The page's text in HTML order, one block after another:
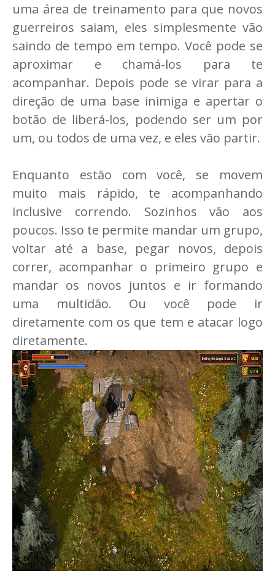
uma área de treinamento para que novos
guerreiros saiam, eles simplesmente vão
saindo de tempo em tempo. Você pode se
aproximar e chamá-los para te
acompanhar. Depois pode se virar para a
direção de uma base inimiga e apertar o
botão de liberá-los, podendo ser um por
um, ou todos de uma vez, e eles vão partir.
Enquanto estão com você, se movem
muito mais rápido, te acompanhando
inclusive correndo. Sozinhos vão aos
poucos. Isso te permite mandar um grupo,
voltar até a base, pegar novos, depois
correr, acompanhar o primeiro grupo e
mandar os novos juntos e ir formando
uma multidão. Ou você pode ir
diretamente com os que tem e atacar logo
diretamente.